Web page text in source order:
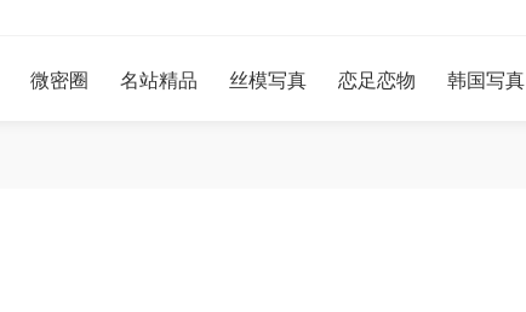
微密圈 名站精品 丝模写真 恋足恋物 韩国写真